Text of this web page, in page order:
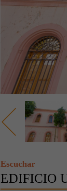
Escuchar
EDIFICIO